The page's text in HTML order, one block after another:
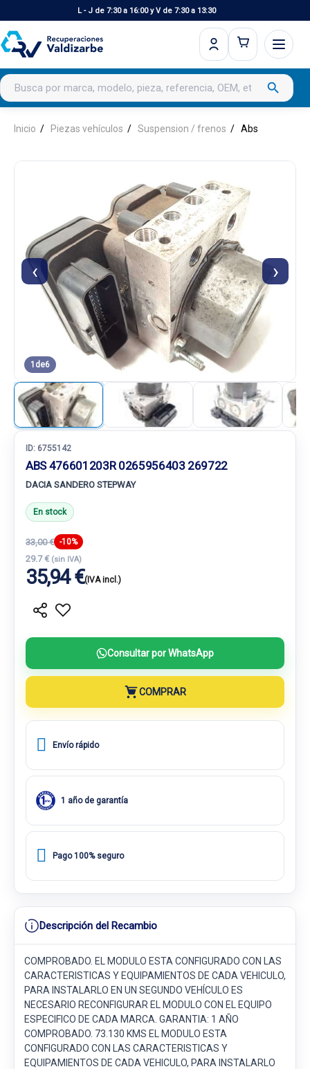
L - J de 7:30 a 16:00 y V de 7:30 a 13:30
Buscar productos search
Inicio Piezas vehículos Suspension / frenos Abs
‹ ›
1 de6
ID: 6755142
ABS 476601203R 0265956403 269722
DACIA SANDERO STEPWAY
En stock
33,00 € -10%
29.7 € (sin IVA)
35,94 €(IVA incl.)
Consultar por WhatsApp
COMPRAR
Envío rápido
1 año de garantía
Pago 100% seguro
Descripción del Recambio
COMPROBADO. EL MODULO ESTA CONFIGURADO CON LAS
CARACTERISTICAS Y EQUIPAMIENTOS DE CADA VEHICULO,
PARA INSTALARLO EN UN SEGUNDO VEHÍCULO ES
NECESARIO RECONFIGURAR EL MODULO CON EL EQUIPO
ESPECIFICO DE CADA MARCA. GARANTIA: 1 AÑO
COMPROBADO. 73.130 KMS EL MODULO ESTA
CONFIGURADO CON LAS CARACTERISTICAS Y
EQUIPAMIENTOS DE CADA VEHICULO, PARA INSTALARLO